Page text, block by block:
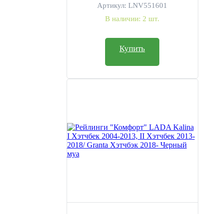
Артикул: LNV551601
В наличии: 2 шт.
Купить